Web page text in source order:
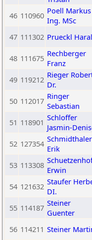
46 110960 Poell Markus
Ing. MSc
47 111302 Prueckl
48 111675 Rechberger
Franz
49 119212 Rieger
Dr.
50 112017 Ringer
Sebastian
51 118901 Schloffer
Jasmin-
52 127354 Schmidthaler
Erik
53 113308 Erwin
54 121632 Staufer
DI.
55 114187 Steiner
Guenter
56 114211 Steiner